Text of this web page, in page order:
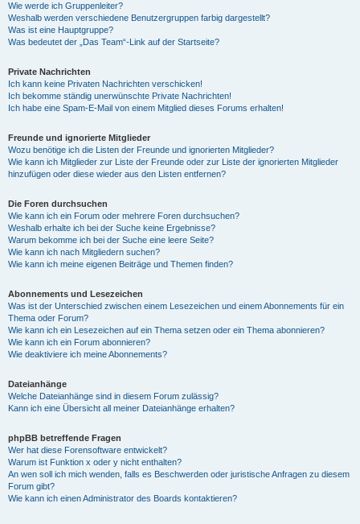
Wie werde ich Gruppenleiter?
Weshalb werden verschiedene Benutzergruppen farbig dargestellt?
Was ist eine Hauptgruppe?
Was bedeutet der „Das Team“-Link auf der Startseite?
Private Nachrichten
Ich kann keine Privaten Nachrichten verschicken!
Ich bekomme ständig unerwünschte Private Nachrichten!
Ich habe eine Spam-E-Mail von einem Mitglied dieses Forums erhalten!
Freunde und ignorierte Mitglieder
Wozu benötige ich die Listen der Freunde und ignorierten Mitglieder?
Wie kann ich Mitglieder zur Liste der Freunde oder zur Liste der ignorierten Mitglieder
hinzufügen oder diese wieder aus den Listen entfernen?
Die Foren durchsuchen
Wie kann ich ein Forum oder mehrere Foren durchsuchen?
Weshalb erhalte ich bei der Suche keine Ergebnisse?
Warum bekomme ich bei der Suche eine leere Seite?
Wie kann ich nach Mitgliedern suchen?
Wie kann ich meine eigenen Beiträge und Themen finden?
Abonnements und Lesezeichen
Was ist der Unterschied zwischen einem Lesezeichen und einem Abonnements für ein
Thema oder Forum?
Wie kann ich ein Lesezeichen auf ein Thema setzen oder ein Thema abonnieren?
Wie kann ich ein Forum abonnieren?
Wie deaktiviere ich meine Abonnements?
Dateianhänge
Welche Dateianhänge sind in diesem Forum zulässig?
Kann ich eine Übersicht all meiner Dateianhänge erhalten?
phpBB betreffende Fragen
Wer hat diese Forensoftware entwickelt?
Warum ist Funktion x oder y nicht enthalten?
An wen soll ich mich wenden, falls es Beschwerden oder juristische Anfragen zu diesem
Forum gibt?
Wie kann ich einen Administrator des Boards kontaktieren?